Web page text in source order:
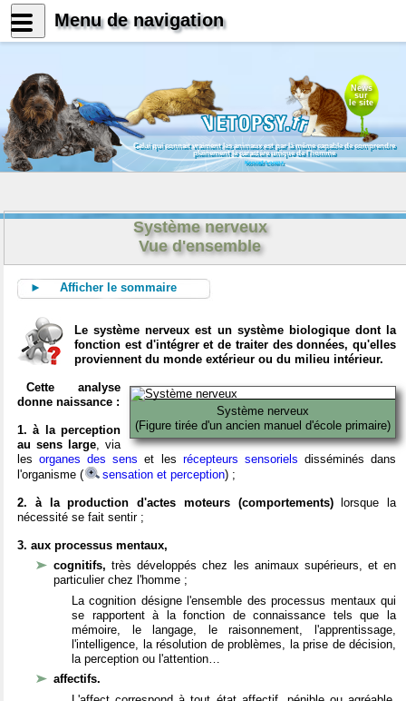
News
sur
le site
Celui qui connait vraiment les animaux est par là même capable de comprendre
pleinement le caractère unique de l'homme
Konrad Lorenz
Système nerveux
Vue d'ensemble
► Afficher le sommaire
Le système nerveux est un système biologique dont la
fonction est d'intégrer et de traiter des données, qu'elles
proviennent du monde extérieur ou du milieu intérieur.
Système nerveux
(Figure tirée d'un ancien manuel d'école primaire)
Cette analyse
donne naissance :
1. à la perception
au sens large, via
lesorganes des sens et les récepteurs sensoriels disséminés dans
l'organisme (
sensation et perception) ;
2. à la production d'actes moteurs (comportements)lorsque la
nécessité se fait sentir ;
3. aux processus mentaux,
cognitifs,très développés chez les animaux supérieurs, et en
particulier chez l'homme ;
La cognition désigne l'ensemble des processus mentaux qui
se rapportent à la fonction de connaissance tels que la
mémoire, le langage, le raisonnement, l'apprentissage,
l'intelligence, la résolution de problèmes, la prise de décision,
la perception ou l'attention…
affectifs.
Menu de navigation